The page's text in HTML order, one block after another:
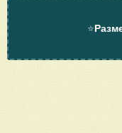
⭐